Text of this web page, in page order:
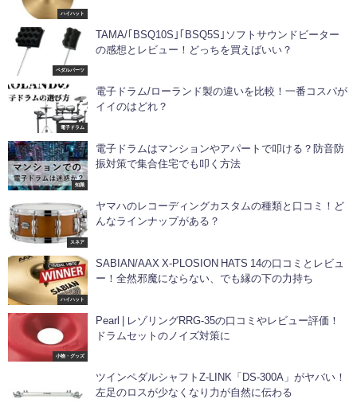
ハイハット
ペダルパーツ
TAMA/｢BSQ10S｣｢BSQ5S｣ソフトサウンドビーター
の感想とレビュー！どっちを買えばいい？
電子ドラム
電子ドラム/ローランド製の違いを比較！一番コスパが
イイのはどれ？
知識
電子ドラムはマンションやアパートで叩ける？防音防
振対策で集合住宅でも叩く方法
スネア
ヤマハのレコーディングカスタムの種類と口コミ！ど
んなラインナップがある？
ハイハット
SABIAN/AAX X-PLOSION HATS 14の口コミとレビュ
ー！全然邪魔にならない、でも縁の下の力持ち
小物・グッズ
Pearl | レゾリングRRG-35の口コミやレビュー評価！
ドラムセットのノイズ対策に
ツインペダルシャフトZ-LINK「DS-300A」がヤバい！
左足のロスが少なくなり力が自然に伝わる